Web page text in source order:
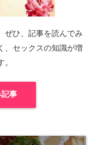
ぜひ、記事を読んでみ
、セックスの知識が増
記事